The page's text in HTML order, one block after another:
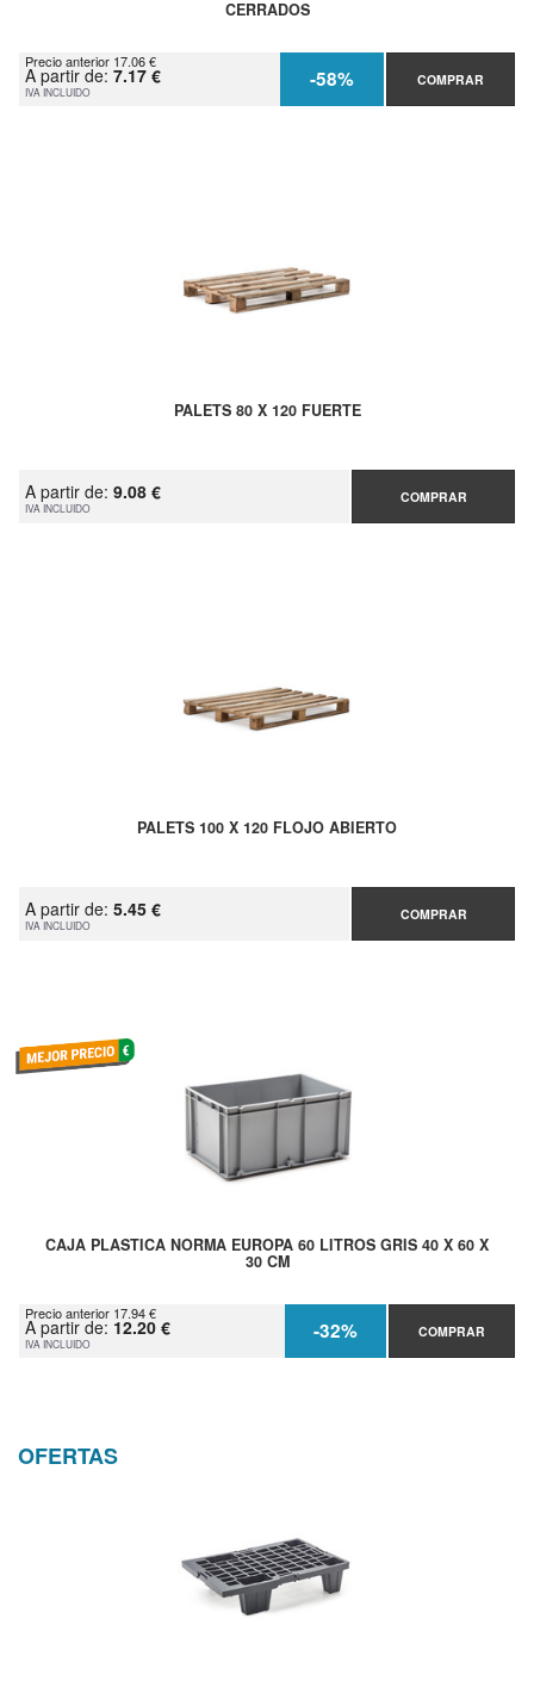
CERRADOS
Precio anterior 17.06 €
A partir de: 7.17 €
IVA INCLUIDO -58% COMPRAR
PALETS 80 X 120 FUERTE
A partir de: 9.08 €
IVA INCLUIDO
COMPRAR
PALETS 100 X 120 FLOJO ABIERTO
A partir de: 5.45 €
IVA INCLUIDO
COMPRAR
CAJA PLASTICA NORMA EUROPA 60 LITROS GRIS 40 X 60 X
30 CM
Precio anterior 17.94 €
A partir de: 12.20 €
IVA INCLUIDO -32% COMPRAR
OFERTAS